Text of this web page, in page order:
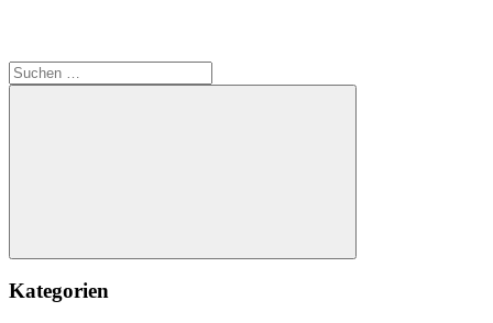
Suchen
nach:
Suchen
Kategorien